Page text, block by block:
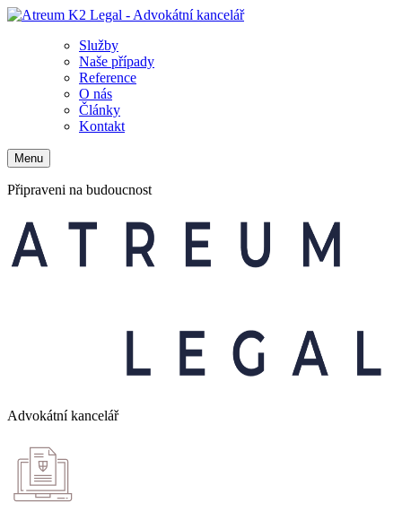
Služby
Naše případy
Reference
O nás
Články
Kontakt
Menu
Připraveni na budoucnost
Advokátní kancelář